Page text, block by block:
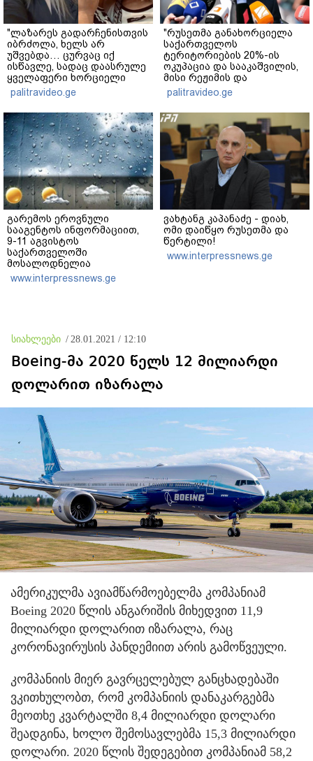
"ლაზარეს გადარჩენისთვის
იბრძოლა, ხელს არ
უშვებდა… ცურვაც იქ
ისწავლე, სადაც დაასრულე
ყველაფერი ხორციელი
ცხოვრებიდან" – რას წერს
ხობში დაღუპული დედა-
შვილის ახლობელი?
palitravideo.ge
"რუსეთმა განახორციელა
საქართველოს
ტერიტორიების 20%-ის
ოკუპაცია და სააკაშვილის,
მისი რეჟიმის და
"ნაცმოძრაობის" ღალატი
ვერანაირად ვერ
გადაფარავს ამ
დანაშაულს" - ირაკლი
კობახიძე
palitravideo.ge
გარემოს ეროვნული
სააგენტოს ინფორმაციით,
9-11 აგვისტოს
საქართველოში
მოსალოდნელია
დროგამოშვებით წვიმა
www.interpressnews.ge
ვახტანგ კაპანაძე - დიახ,
ომი დაიწყო რუსეთმა და
წერტილი!
www.interpressnews.ge
სიახლეები / 28.01.2021 / 12:10
Boeing-მა 2020 წელს 12 მილიარდი
დოლარით იზარალა
ამერიკულმა ავიამწარმოებელმა კომპანიამ
Boeing 2020 წლის ანგარიშის მიხედვით 11,9
მილიარდი დოლარით იზარალა, რაც
კორონავირუსის პანდემიით არის გამოწვეული.
კომპანიის მიერ გავრცელებულ განცხადებაში
ვკითხულობთ, რომ კომპანიის დანაკარგებმა
მეოთხე კვარტალში 8,4 მილიარდი დოლარი
შეადგინა, ხოლო შემოსავლებმა 15,3 მილიარდი
დოლარი. 2020 წლის შედეგებით კომპანიამ 58,2